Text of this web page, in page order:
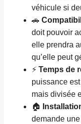
véhicule si
🚗
doit pouvoir
elle prendra
qu’elle peut
⚡ Temps de
puissance
mais divisée
🏠
demande